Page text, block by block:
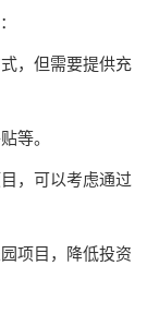
，但需要提供充
等。
，可以考虑通过
项目，降低投资